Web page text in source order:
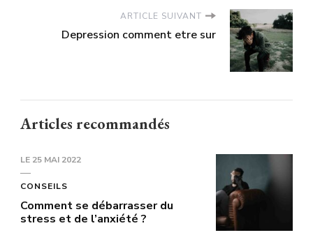
ARTICLE SUIVANT
Depression comment etre sur
Articles recommandés
LE 25 MAI 2022
CONSEILS
Comment se débarrasser du
stress et de l’anxiété ?